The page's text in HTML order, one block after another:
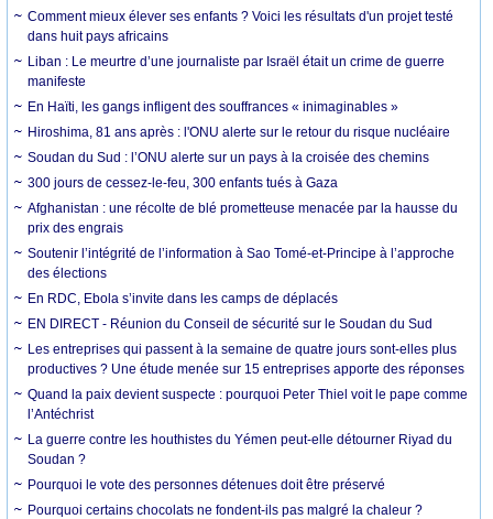
Comment mieux élever ses enfants ? Voici les résultats d'un projet testé
dans huit pays africains
Liban : Le meurtre d’une journaliste par Israël était un crime de guerre
manifeste
En Haïti, les gangs infligent des souffrances « inimaginables »
Hiroshima, 81 ans après : l'ONU alerte sur le retour du risque nucléaire
Soudan du Sud : l’ONU alerte sur un pays à la croisée des chemins
300 jours de cessez-le-feu, 300 enfants tués à Gaza
Afghanistan : une récolte de blé prometteuse menacée par la hausse du
prix des engrais
Soutenir l’intégrité de l’information à Sao Tomé-et-Principe à l’approche
des élections
En RDC, Ebola s’invite dans les camps de déplacés
EN DIRECT - Réunion du Conseil de sécurité sur le Soudan du Sud
Les entreprises qui passent à la semaine de quatre jours sont-elles plus
productives ? Une étude menée sur 15 entreprises apporte des réponses
Quand la paix devient suspecte : pourquoi Peter Thiel voit le pape comme
l’Antéchrist
La guerre contre les houthistes du Yémen peut-elle détourner Riyad du
Soudan ?
Pourquoi le vote des personnes détenues doit être préservé
Pourquoi certains chocolats ne fondent-ils pas malgré la chaleur ?